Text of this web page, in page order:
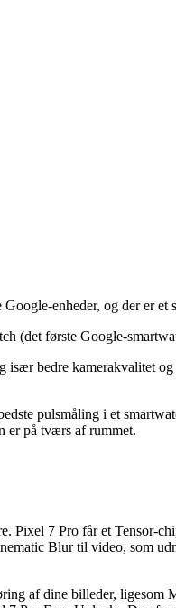
enheder, og der er
(det første Google-
bedre kamerakvalitet
pulsmåling i et
er på tværs af rummet.
Pixel 7 Pro får et Tensor-
Blur til video, som
af dine billeder,